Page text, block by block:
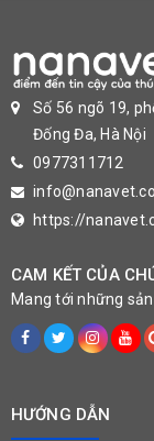
Số 56 ngõ 19,
Đống Đa, Hà Nội
0977311712
https://
CAM KẾT CỦA
Mang tới những
HƯỚNG DẪN